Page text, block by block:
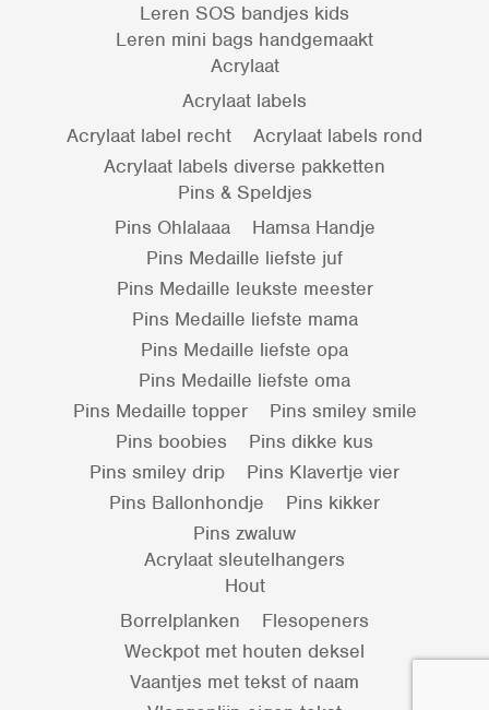
Leren SOS bandjes kids
Leren mini bags handgemaakt
Acrylaat
Acrylaat labels
Acrylaat label recht
Acrylaat labels rond
Acrylaat labels diverse pakketten
Pins & Speldjes
Pins Ohlalaaa
Hamsa Handje
Pins Medaille liefste juf
Pins Medaille leukste meester
Pins Medaille liefste mama
Pins Medaille liefste opa
Pins Medaille liefste oma
Pins Medaille topper
Pins smiley smile
Pins boobies
Pins dikke kus
Pins smiley drip
Pins Klavertje vier
Pins Ballonhondje
Pins kikker
Pins zwaluw
Acrylaat sleutelhangers
Hout
Borrelplanken
Flesopeners
Weckpot met houten deksel
Vaantjes met tekst of naam